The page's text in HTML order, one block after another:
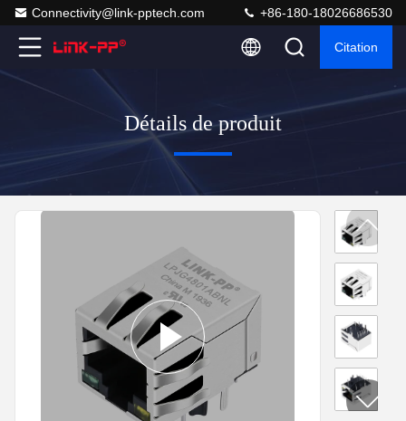
Connectivity@link-pptech.com +86-180-18026686530
Citation
Détails de produit